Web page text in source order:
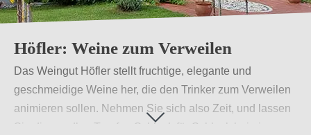
Höfler: Weine zum Verweilen
Das Weingut Höfler stellt fruchtige, elegante und
geschmeidige Weine her, die den Trinker zum Verweilen
animieren sollen. Nehmen Sie sich also Zeit, und lassen
Sie diese edlen Tropfen Schluck für Schluck bei einem